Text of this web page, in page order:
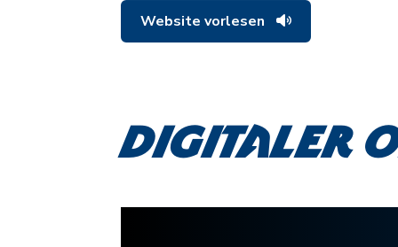
Website vorlesen
Digitaler